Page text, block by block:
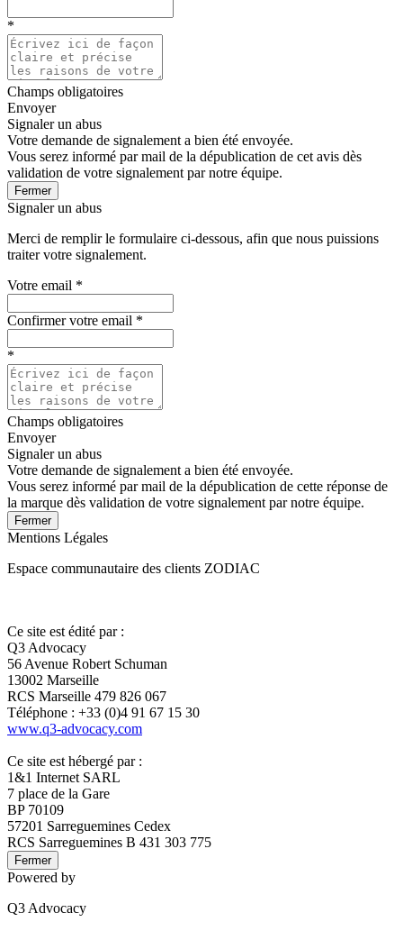
*
Champs obligatoires
Envoyer
Signaler un abus
Votre demande de signalement a bien été envoyée.
Vous serez informé par mail de la dépublication de cet avis dès
validation de votre signalement par notre équipe.
Fermer
Signaler un abus
Merci de remplir le formulaire ci-dessous, afin que nous puissions
traiter votre signalement.
Votre email *
Confirmer votre email *
*
Champs obligatoires
Envoyer
Signaler un abus
Votre demande de signalement a bien été envoyée.
Vous serez informé par mail de la dépublication de cette réponse de
la marque dès validation de votre signalement par notre équipe.
Fermer
Mentions Légales
Espace communautaire des clients ZODIAC
Ce site est édité par :
Q3 Advocacy
56 Avenue Robert Schuman
13002 Marseille
RCS Marseille 479 826 067
Téléphone : +33 (0)4 91 67 15 30
www.q3-advocacy.com
Ce site est hébergé par :
1&1 Internet SARL
7 place de la Gare
BP 70109
57201 Sarreguemines Cedex
RCS Sarreguemines B 431 303 775
Fermer
Powered by
Q3 Advocacy